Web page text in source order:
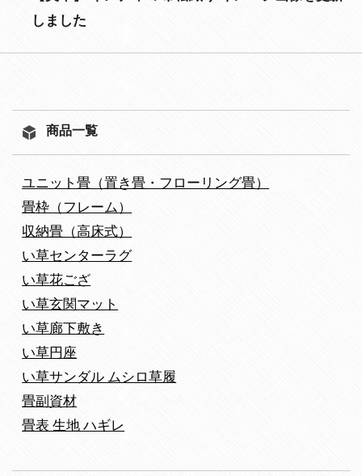
しました
商品一覧
ユニット畳（置き畳・フローリング畳）
畳枠（フレーム）
収納畳（高床式）
い草センターラグ
い草花ござ
い草玄関マット
い草廊下敷き
い草円座
い草サンダル ムシロ草履
畳副資材
畳表 生地 ハギレ